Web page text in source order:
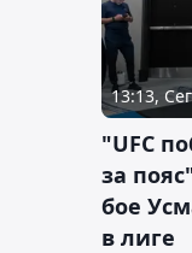
13:13,
"UFC
за
бое
в лиге